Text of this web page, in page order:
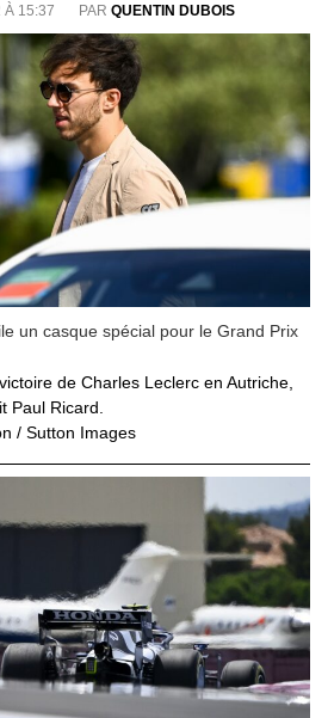
À 15:37 PAR QUENTIN DUBOIS
un casque spécial pour le Grand Prix
de Charles Leclerc en Autriche,
Paul Ricard.
/ Sutton Images